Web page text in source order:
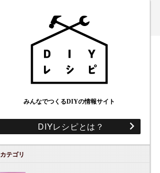
みんなでつくるDIYの情報サイト
DIYレシピとは？
カテゴリ